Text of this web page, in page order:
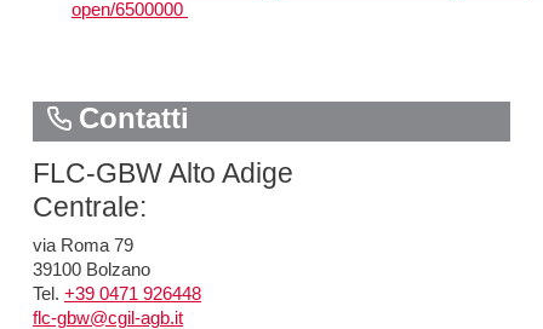
open/6500000
Contatti
FLC-GBW Alto Adige
Centrale:
via Roma 79
39100 Bolzano
Tel. +39 0471 926448
flc-gbw@cgil-agb.it